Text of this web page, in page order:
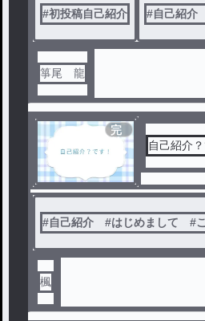
#初投稿自己紹介 #自己紹
箏尾 龍
完
結
自己紹介？
#自己紹介 #はじめまして #こ
楓